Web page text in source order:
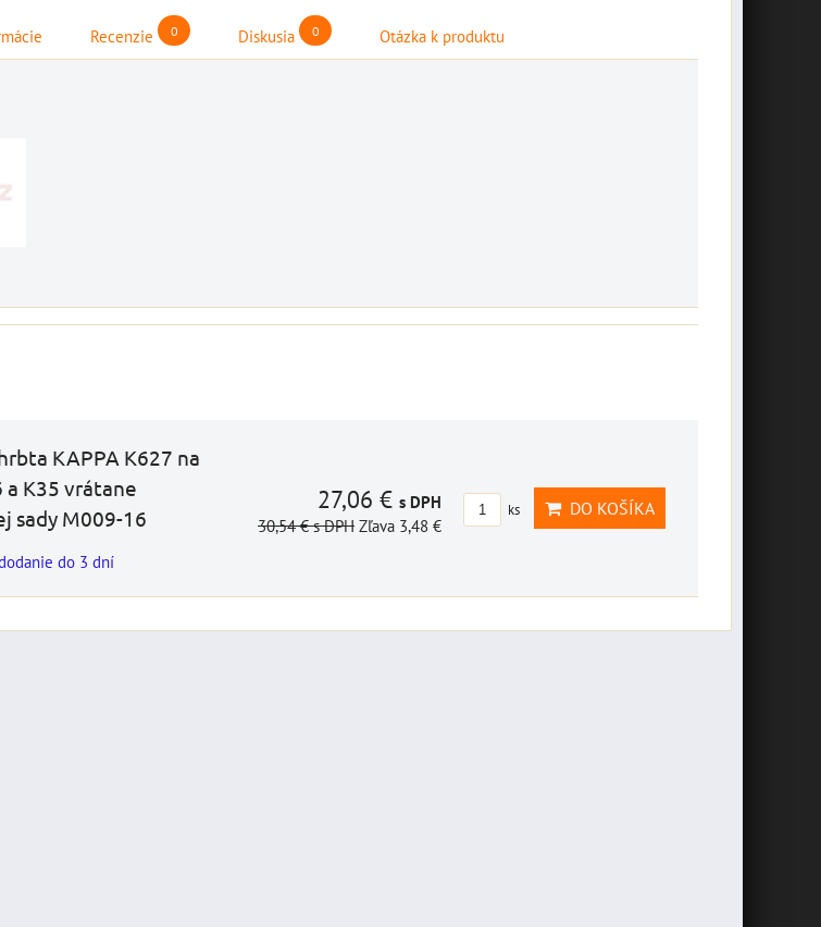
Recenzie 0 Diskusia 0 Otázka k produktu
KAPPA K627 na
a K35 vrátane
sady M009-16
do 3 dní
27,06 € s DPH
30,54 €s DPH Zľava 3,48 €
ks DO KOŠÍKA
NOCO
PRO
USA)
digitálnym
KOŠÍKA
109,01 €s DPH